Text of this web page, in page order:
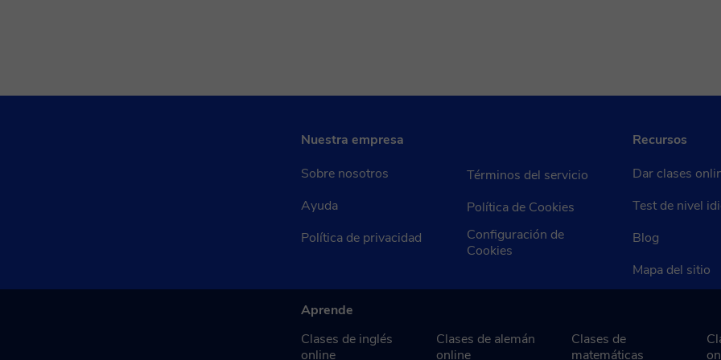
Nuestra empresa
Sobre nosotros
Ayuda
Política de privacidad
Términos del servicio
Política de Cookies
Configuración de
Cookies
Recursos
Dar clases
Test de nivel
Blog
Mapa del sitio
Aprende
Clases de inglés
online
Clases de alemán
online
Clases de
matemáticas